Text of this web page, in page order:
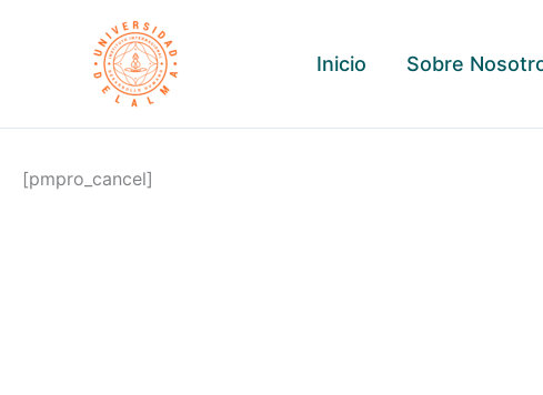
Inicio Sobre
[pmpro_cancel]